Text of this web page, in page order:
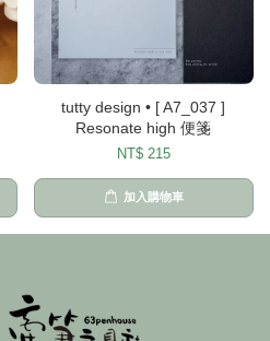
tutty design • [ A7_037 ]
Resonate high 便箋
NT$ 215
加入購物車